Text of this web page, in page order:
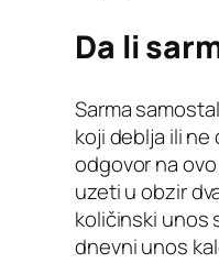
Da li
Sarma
koji deblja ili ne
odgovor na
uzeti u obzir
količinski unos
dnevni unos